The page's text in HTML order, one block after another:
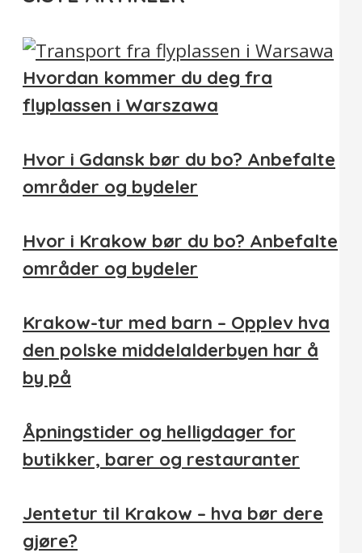
Hvordan kommer du deg fra
flyplassen i Warszawa
Hvor i Gdansk bør du bo? Anbefalte
områder og bydeler
Hvor i Krakow bør du bo? Anbefalte
områder og bydeler
Krakow-tur med barn – Opplev hva
den polske middelalderbyen har å
by på
Åpningstider og helligdager for
butikker, barer og restauranter
Jentetur til Krakow – hva bør dere
gjøre?